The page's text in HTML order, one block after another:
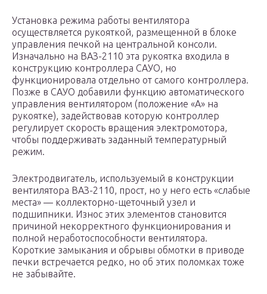
Установка режима работы вентилятора
осуществляется рукояткой, размещенной в блоке
управления печкой на центральной консоли.
Изначально на ВАЗ-2110 эта рукоятка входила в
конструкцию контроллера САУО, но
функционировала отдельно от самого контроллера.
Позже в САУО добавили функцию автоматического
управления вентилятором (положение «А» на
рукоятке), задействовав которую контроллер
регулирует скорость вращения электромотора,
чтобы поддерживать заданный температурный
режим.
Электродвигатель, используемый в конструкции
вентилятора ВАЗ-2110, прост, но у него есть «слабые
места» — коллекторно-щеточный узел и
подшипники. Износ этих элементов становится
причиной некорректного функционирования и
полной неработоспособности вентилятора.
Короткие замыкания и обрывы обмотки в приводе
печки встречается редко, но об этих поломках тоже
не забывайте.